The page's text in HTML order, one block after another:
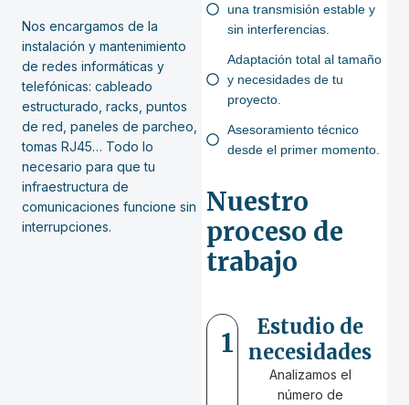
Nos encargamos de la
instalación y mantenimiento
de redes informáticas y
telefónicas: cableado
estructurado, racks, puntos
de red, paneles de parcheo,
tomas RJ45… Todo lo
necesario para que tu
infraestructura de
comunicaciones funcione sin
interrupciones.
una transmisión estable y
sin interferencias.
Adaptación total al tamaño
y necesidades de tu
proyecto.
Asesoramiento técnico
desde el primer momento.
Nuestro
proceso de
trabajo
1
Estudio de
necesidades
Analizamos el
número de